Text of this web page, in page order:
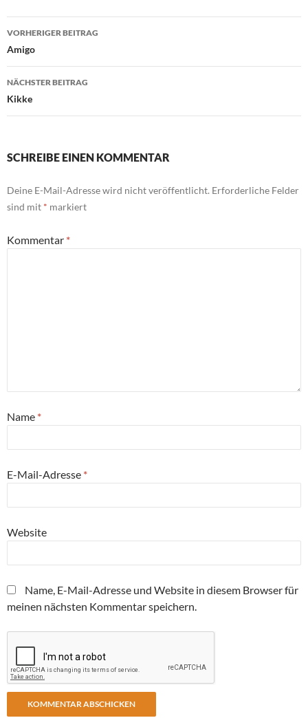
Beitragsnavigation
VORHERIGER BEITRAG
Amigo
NÄCHSTER BEITRAG
Kikke
SCHREIBE EINEN KOMMENTAR
Deine E-Mail-Adresse wird nicht veröffentlicht. Erforderliche Felder
sind mit * markiert
Kommentar *
Name *
E-Mail-Adresse *
Website
Name, E-Mail-Adresse und Website in diesem Browser für
meinen nächsten Kommentar speichern.